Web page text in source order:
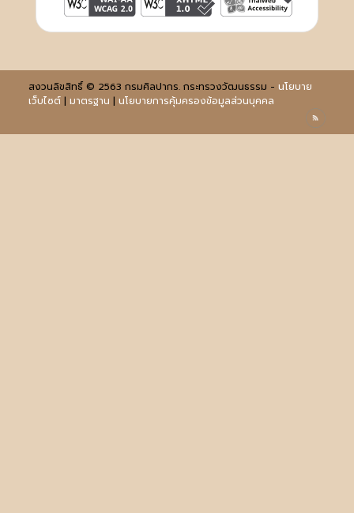
สงวนลิขสิทธิ์ © 2563 กรมศิลปากร. กระทรวงวัฒนธรรม - นโยบาย
เว็บไซต์| มาตรฐาน | นโยบายการคุ้มครองข้อมูลส่วนบุคคล